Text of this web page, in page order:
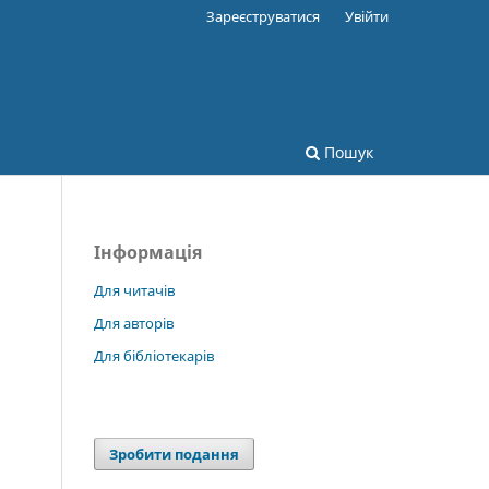
Пошук
Зареєструватися Увійти
Інформація
Для читачів
Для авторів
Для бібліотекарів
Зробити подання